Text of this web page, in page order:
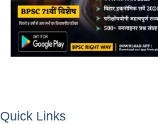
Quick Links